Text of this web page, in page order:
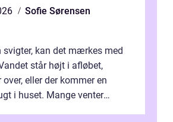
Sofie Sørensen
svigter, kan det mærkes med
står højt i afløbet,
eller der kommer en
i huset. Mange venter